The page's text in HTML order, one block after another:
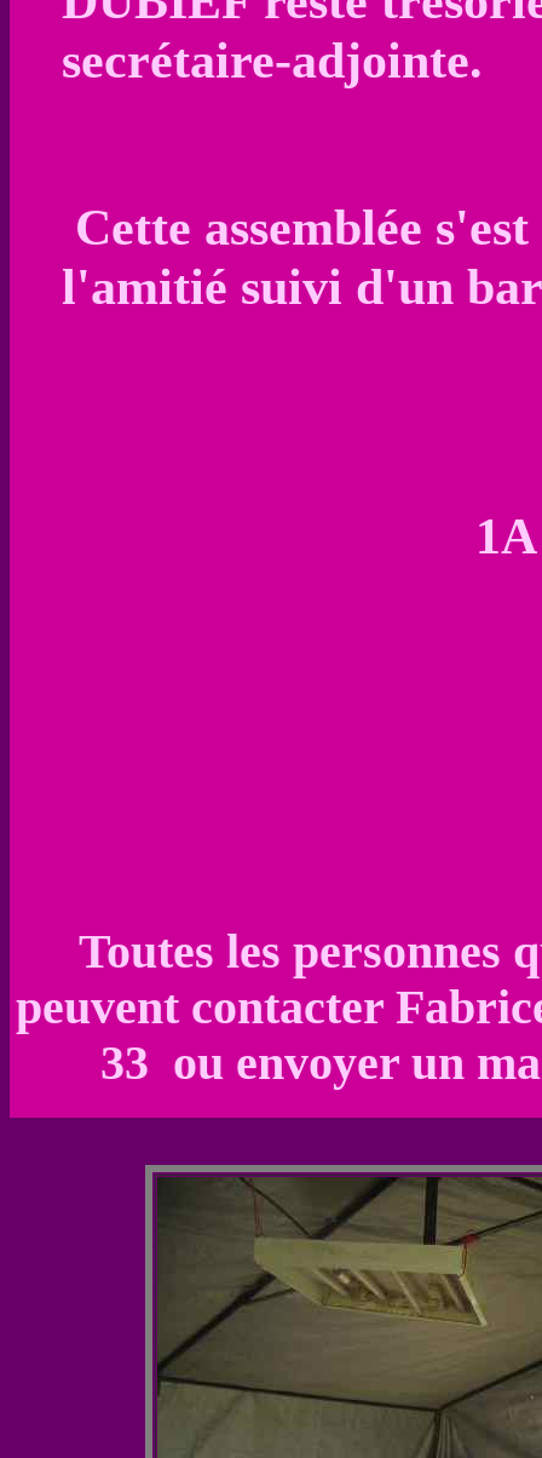
secrétaire-adjointe.
Cette assemblée
l'amitié suivi d'un
Toutes les personnes
peuvent contacter
33 ou envoyer un